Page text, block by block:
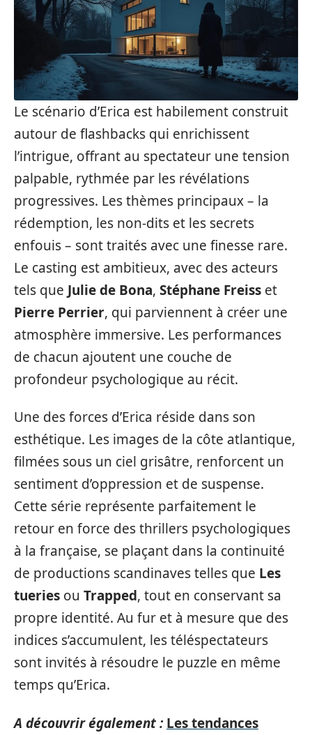
Le scénario d’Erica est habilement construit
autour de flashbacks qui enrichissent
l’intrigue, offrant au spectateur une tension
palpable, rythmée par les révélations
progressives. Les thèmes principaux – la
rédemption, les non-dits et les secrets
enfouis – sont traités avec une finesse rare.
Le casting est ambitieux, avec des acteurs
tels que Julie de Bona, Stéphane Freiss et
Pierre Perrier, qui parviennent à créer une
atmosphère immersive. Les performances
de chacun ajoutent une couche de
profondeur psychologique au récit.
Une des forces d’Erica réside dans son
esthétique. Les images de la côte atlantique,
filmées sous un ciel grisâtre, renforcent un
sentiment d’oppression et de suspense.
Cette série représente parfaitement le
retour en force des thrillers psychologiques
à la française, se plaçant dans la continuité
de productions scandinaves telles que Les
tueries ou Trapped, tout en conservant sa
propre identité. Au fur et à mesure que des
indices s’accumulent, les téléspectateurs
sont invités à résoudre le puzzle en même
temps qu’Erica.
A découvrir également : Les tendances